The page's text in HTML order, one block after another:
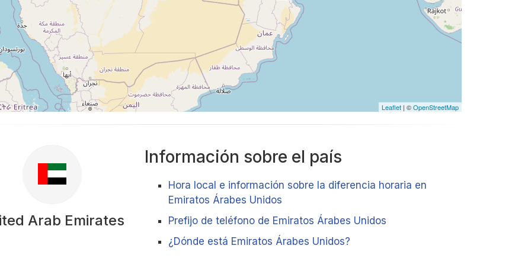
Leaflet | ©OpenStreetMap
Arab Emirates
Información sobre el país
Hora local e información sobre la diferencia horaria en
Emiratos Árabes Unidos
Prefijo de teléfono de Emiratos Árabes Unidos
¿Dónde está Emiratos Árabes Unidos?